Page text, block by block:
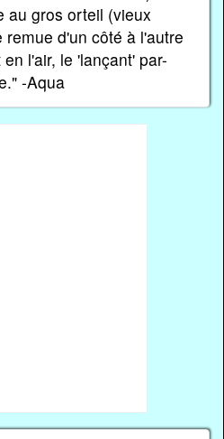
au gros orteil (vieux
d'un côté à l'autre
l'air, le 'lançant' par-
-Aqua